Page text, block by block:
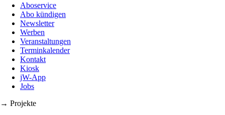
Aboservice
Abo kündigen
Newsletter
Werben
Veranstaltungen
Terminkalender
Kontakt
Kiosk
jW-App
Jobs
→ Projekte